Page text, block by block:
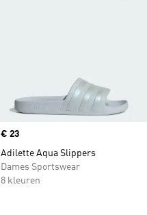
Price
€ 23
Adilette Aqua Slippers
Dames Sportswear
8 kleuren